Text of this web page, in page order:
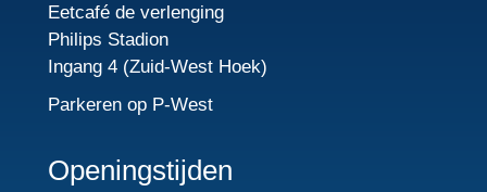
Eetcafé de verlenging
Philips Stadion
Ingang 4 (Zuid-West Hoek)
Parkeren op P-West
Openingstijden